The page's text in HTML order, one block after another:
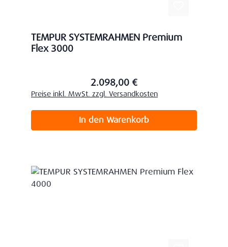
TEMPUR SYSTEMRAHMEN Premium
Flex 3000
Regulärer Preis:2.098,00 €
Preise inkl. MwSt. zzgl. Versandkosten
In den Warenkorb